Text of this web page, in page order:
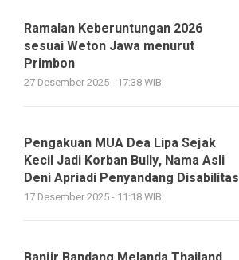
Ramalan Keberuntungan 2026
sesuai Weton Jawa menurut
Primbon
27 Desember 2025 - 17:38 WIB
Pengakuan MUA Dea Lipa Sejak
Kecil Jadi Korban Bully, Nama Asli
Deni Apriadi Penyandang Disabilitas
17 Desember 2025 - 11:18 WIB